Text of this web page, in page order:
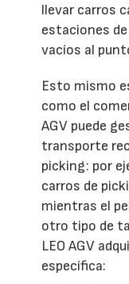
llevar carros
estaciones
vacíos al
Esto mismo
como el
AGV puede
transporte
picking: por
carros de
mientras el
otro tipo de
LEO AGV
específica: